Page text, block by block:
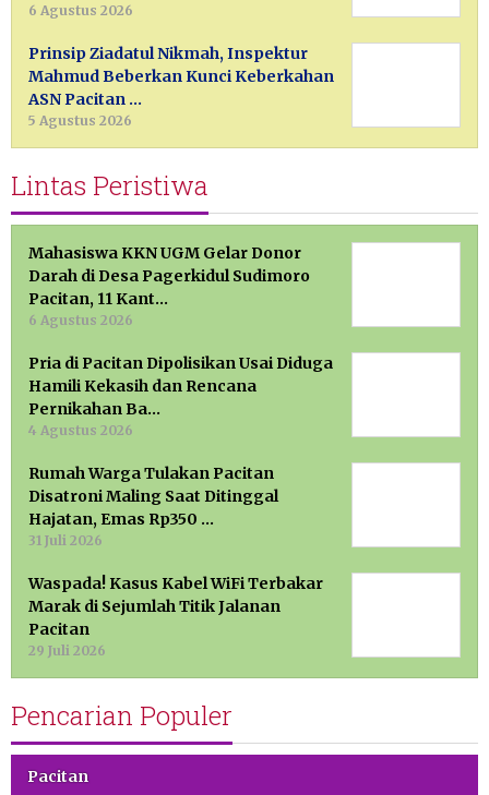
6 Agustus 2026
Prinsip Ziadatul Nikmah, Inspektur
Mahmud Beberkan Kunci Keberkahan
ASN Pacitan …
5 Agustus 2026
Lintas Peristiwa
Mahasiswa KKN UGM Gelar Donor
Darah di Desa Pagerkidul Sudimoro
Pacitan, 11 Kant…
6 Agustus 2026
Pria di Pacitan Dipolisikan Usai Diduga
Hamili Kekasih dan Rencana
Pernikahan Ba…
4 Agustus 2026
Rumah Warga Tulakan Pacitan
Disatroni Maling Saat Ditinggal
Hajatan, Emas Rp350 …
31 Juli 2026
Waspada! Kasus Kabel WiFi Terbakar
Marak di Sejumlah Titik Jalanan
Pacitan
29 Juli 2026
Pencarian Populer
Pacitan